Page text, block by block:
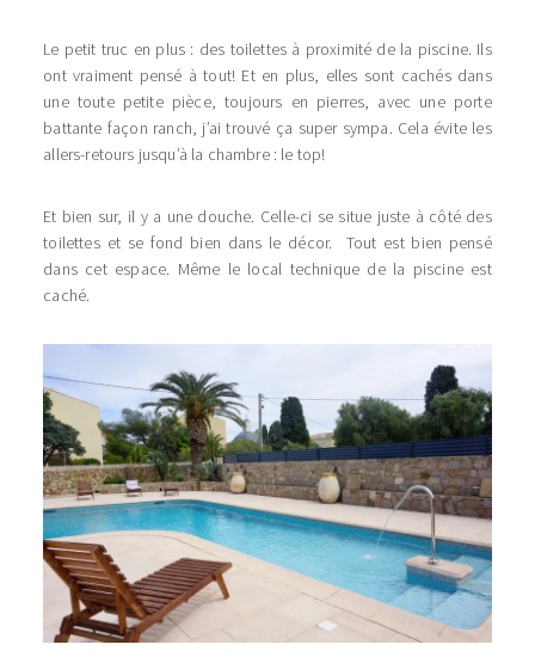
Le petit truc en plus : des toilettes à proximité de la piscine. Ils
ont vraiment pensé à tout! Et en plus, elles sont cachés dans
une toute petite pièce, toujours en pierres, avec une porte
battante façon ranch, j’ai trouvé ça super sympa. Cela évite les
allers-retours jusqu’à la chambre : le top!
Et bien sur, il y a une douche. Celle-ci se situe juste à côté des
toilettes et se fond bien dans le décor. Tout est bien pensé
dans cet espace. Même le local technique de la piscine est
caché.